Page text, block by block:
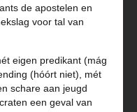
de apostelen en
voor tal van
eigen predikant (mág
(hóórt niet), mét
schare aan jeugd
een geval van